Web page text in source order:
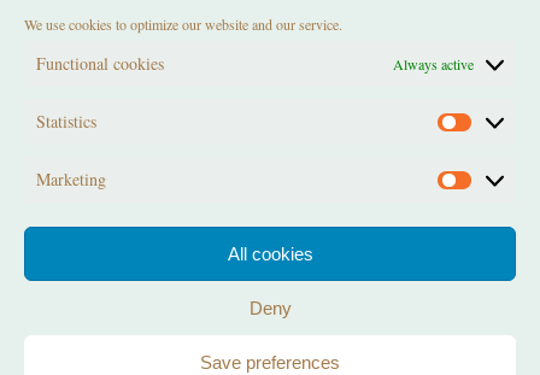
We use cookies to optimize our website and our service.
Functional cookies Always active
Statistics Statistics
Marketing
All cookies
Deny
Save preferences
SPIRÁL SZERTARTÁS SUMMER SOLSTICE
TELIHOLD KÖR
VÁLTOZÁS
Terms of Service & Privacy Policy